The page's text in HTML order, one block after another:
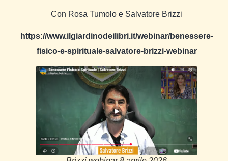
Con Rosa Tumolo e Salvatore Brizzi
https://www.ilgiardinodeilibri.it/webinar/benessere-
fisico-e-spirituale-salvatore-brizzi-webinar